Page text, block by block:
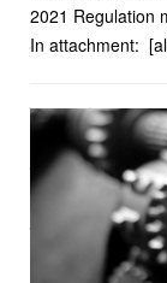
2021 Regulation
In attachment: